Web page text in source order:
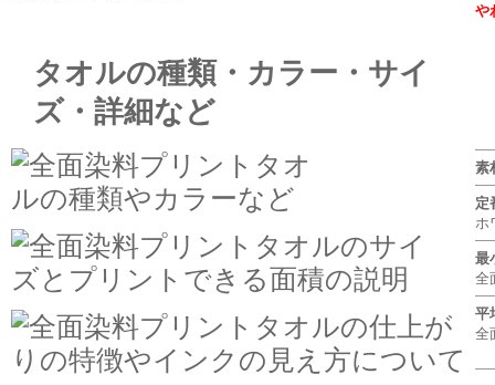
や
素
定
ホ
最
全
平
全
タオルの種類・カラー・サイ
ズ・詳細など